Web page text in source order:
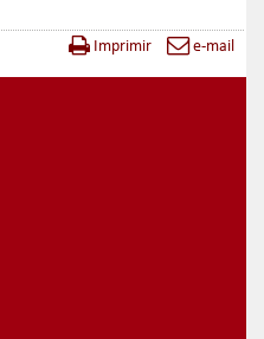
Imprimir e-mail